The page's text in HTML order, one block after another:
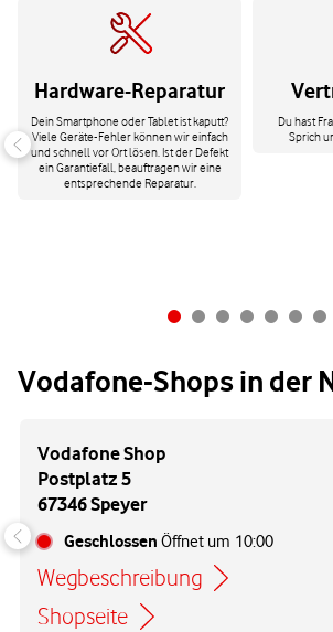
Hardware-Reparatur
Dein Smartphone oder Tablet ist kaputt?
Viele Geräte-Fehler können wir einfach
und schnell vor Ort lösen. Ist der Defekt
ein Garantiefall, beauftragen wir eine
entsprechende Reparatur.
Du hast
Sprich
Vodafone-Shops in der
Vodafone Shop
Postplatz 5
67346 Speyer
Geschlossen Öffnet um 10:00
Wegbeschreibung
Link öffnet in einem neuen Tab
Shopseite